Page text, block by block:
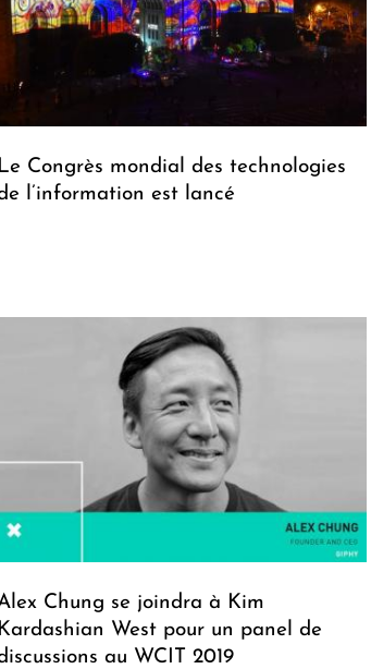
Le Congrès mondial des technologies
l’information est lancé
Chung se joindra à Kim
Kardashian West pour un panel de
au WCIT 2019